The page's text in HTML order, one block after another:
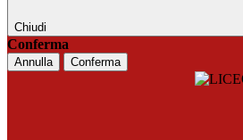
Chiudi
Conferma
Annulla Conferma